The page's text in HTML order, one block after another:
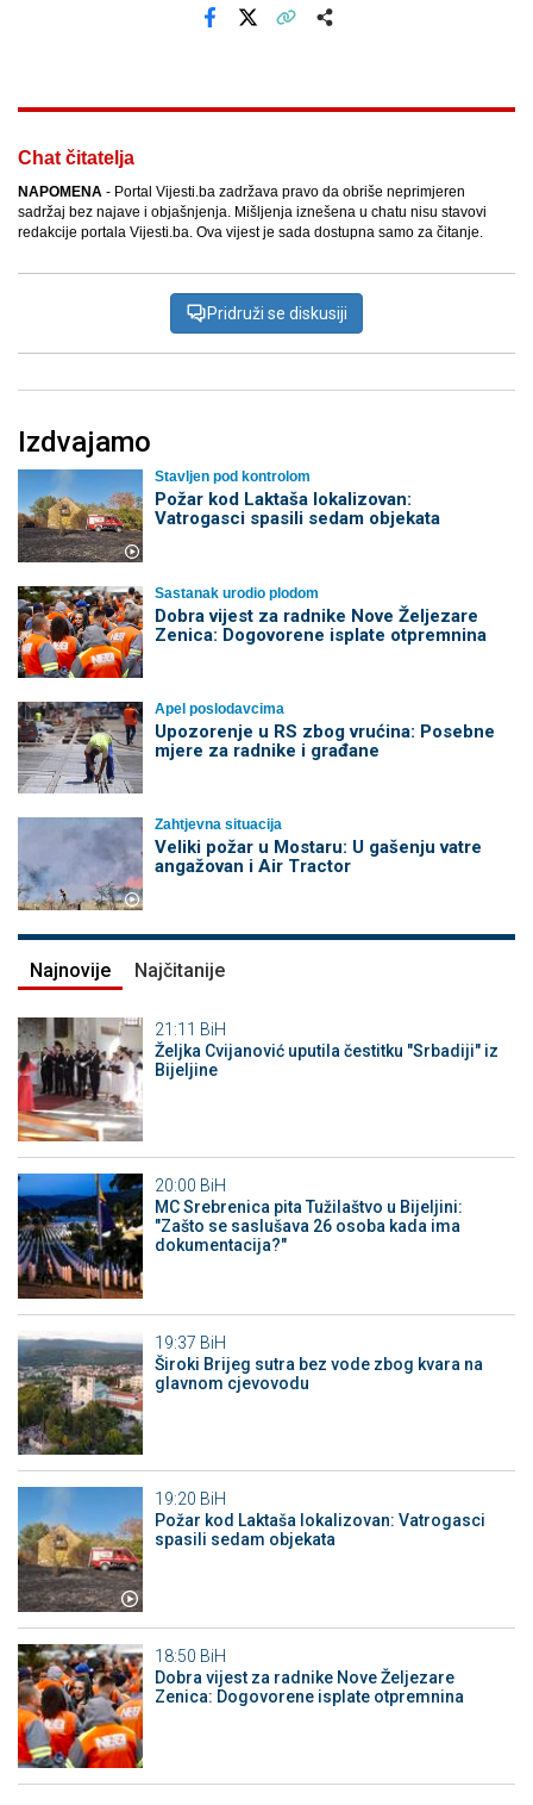
Chat čitatelja
NAPOMENA - Portal Vijesti.ba zadržava pravo da obriše neprimjeren
sadržaj bez najave i objašnjenja. Mišljenja iznešena u chatu nisu stavovi
redakcije portala Vijesti.ba. Ova vijest je sada dostupna samo za čitanje.
Pridruži se diskusiji
Izdvajamo
Stavljen pod kontrolom
Požar kod Laktaša lokalizovan:
Vatrogasci spasili sedam objekata
Sastanak urodio plodom
Dobra vijest za radnike Nove Željezare
Zenica: Dogovorene isplate otpremnina
Apel poslodavcima
Upozorenje u RS zbog vrućina: Posebne
mjere za radnike i građane
Zahtjevna situacija
Veliki požar u Mostaru: U gašenju vatre
angažovan i Air Tractor
Najnovije Najčitanije
21:11 BiH
Željka Cvijanović uputila čestitku "Srbadiji" iz
Bijeljine
20:00 BiH
MC Srebrenica pita Tužilaštvo u Bijeljini:
"Zašto se saslušava 26 osoba kada ima
dokumentacija?"
19:37 BiH
Široki Brijeg sutra bez vode zbog kvara na
glavnom cjevovodu
19:20 BiH
Požar kod Laktaša lokalizovan: Vatrogasci
spasili sedam objekata
18:50 BiH
Dobra vijest za radnike Nove Željezare
Zenica: Dogovorene isplate otpremnina